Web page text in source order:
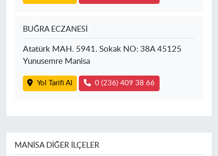
BUĞRA ECZANESİ
Atatürk MAH. 5941. Sokak NO: 38A 45125
Yunusemre Manisa
Yol Tarifi Al 0 (236) 409 38 66
MANISA DIĞER İLÇELER